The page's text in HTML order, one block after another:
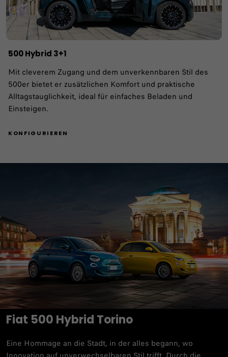
500 Hybrid 3+1
Mit cleverem Zugang und dem unverkennbaren Stil des
500er bietet er zusätzlichen Komfort und praktische
Alltagstauglichkeit, ideal für einfaches Beladen und
Einsteigen. ​
KONFIGURIEREN
Fiat 500 Hybrid Torino
Eine Hommage an die Stadt, in der alles begann, wo